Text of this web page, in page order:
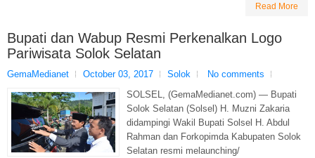
Read More
Bupati dan Wabup Resmi Perkenalkan Logo
Pariwisata Solok Selatan
GemaMedianet October 03, 2017 Solok
No comments
SOLSEL, (GemaMedianet.com) — Bupati
Solok Selatan (Solsel) H. Muzni Zakaria
didampingi Wakil Bupati Solsel H. Abdul
Rahman dan Forkopimda Kabupaten Solok
Selatan resmi melaunching/